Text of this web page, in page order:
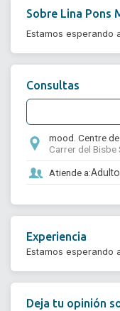
Sobre Lina Pons
Estamos esperando
Consultas
mood. Centre
Carrer del Bisbe
Atiende a:
Experiencia
Estamos esperando
Deja tu opinión